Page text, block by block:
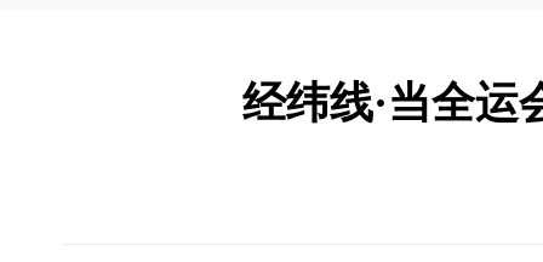
经纬线·当全运